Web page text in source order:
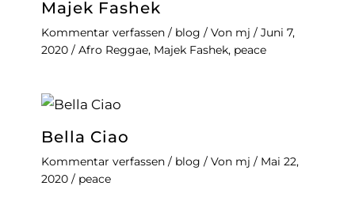
Majek Fashek
Kommentar verfassen / blog / Von mj / Juni 7,
2020 / Afro Reggae, Majek Fashek, peace
Bella Ciao
Kommentar verfassen / blog / Von mj / Mai 22,
2020 / peace